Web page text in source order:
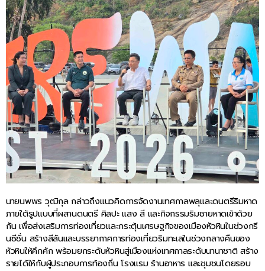
นายนพพร วุฒิกุล กล่าวถึงแนวคิดการจัดงานเทศกาลพลุและดนตรีริมหาด
ภายใต้รูปแบบที่ผสานดนตรี ศิลปะ แสง สี และกิจกรรมริมชายหาดเข้าด้วย
กัน เพื่อส่งเสริมการท่องเที่ยวและกระตุ้นเศรษฐกิจของเมืองหัวหินในช่วงกรี
นซีซั่น สร้างสีสันและบรรยากาศการท่องเที่ยวริมทะเลในช่วงกลางคืนของ
หัวหินให้คึกคัก พร้อมยกระดับหัวหินสู่เมืองแห่งเทศกาลระดับนานาชาติ สร้าง
รายได้ให้กับผู้ประกอบการท้องถิ่น โรงแรม ร้านอาหาร และชุมชนโดยรอบ